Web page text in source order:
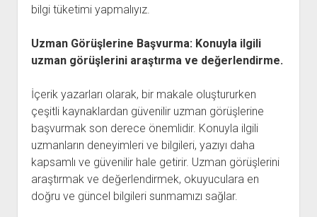
bilgi tüketimi yapmalıyız.
Uzman Görüşlerine Başvurma: Konuyla ilgili
uzman görüşlerini araştırma ve değerlendirme.
İçerik yazarları olarak, bir makale oluştururken
çeşitli kaynaklardan güvenilir uzman görüşlerine
başvurmak son derece önemlidir. Konuyla ilgili
uzmanların deneyimleri ve bilgileri, yazıyı daha
kapsamlı ve güvenilir hale getirir. Uzman görüşlerini
araştırmak ve değerlendirmek, okuyuculara en
doğru ve güncel bilgileri sunmamızı sağlar.